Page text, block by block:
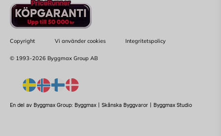
Copyright Vi använder cookies Integritetspolicy
© 1993-2026 Byggmax Group AB
En del av Byggmax Group: Byggmax Skånska Byggvaror Byggmax Studio